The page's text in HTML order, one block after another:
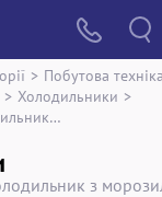
> Побутова техніка
> Холодильники >
Тип холодильника холодильник з морозильною камерою
з